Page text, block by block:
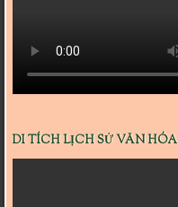
DI TÍCH LỊCH SỬ VĂN HÓA